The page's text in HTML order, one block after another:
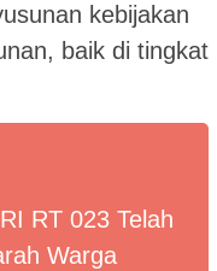
kebijakan
baik di tingkat
RT 023 Telah
Warga